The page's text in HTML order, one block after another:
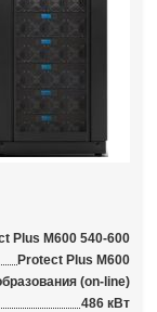
Plus M600 540-600
Protect Plus M600
(on-line)
486 кВт